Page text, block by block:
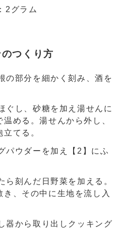
2グラム
つくり方
の部分を細かく刻み、酒を
ぐし、砂糖を加え湯せんに
める。湯せんから外し、
てる。
パウダーを加え【2】にふ
ら刻んだ日野菜を加える。
き、その中に生地を流し入
器から取り出しクッキング